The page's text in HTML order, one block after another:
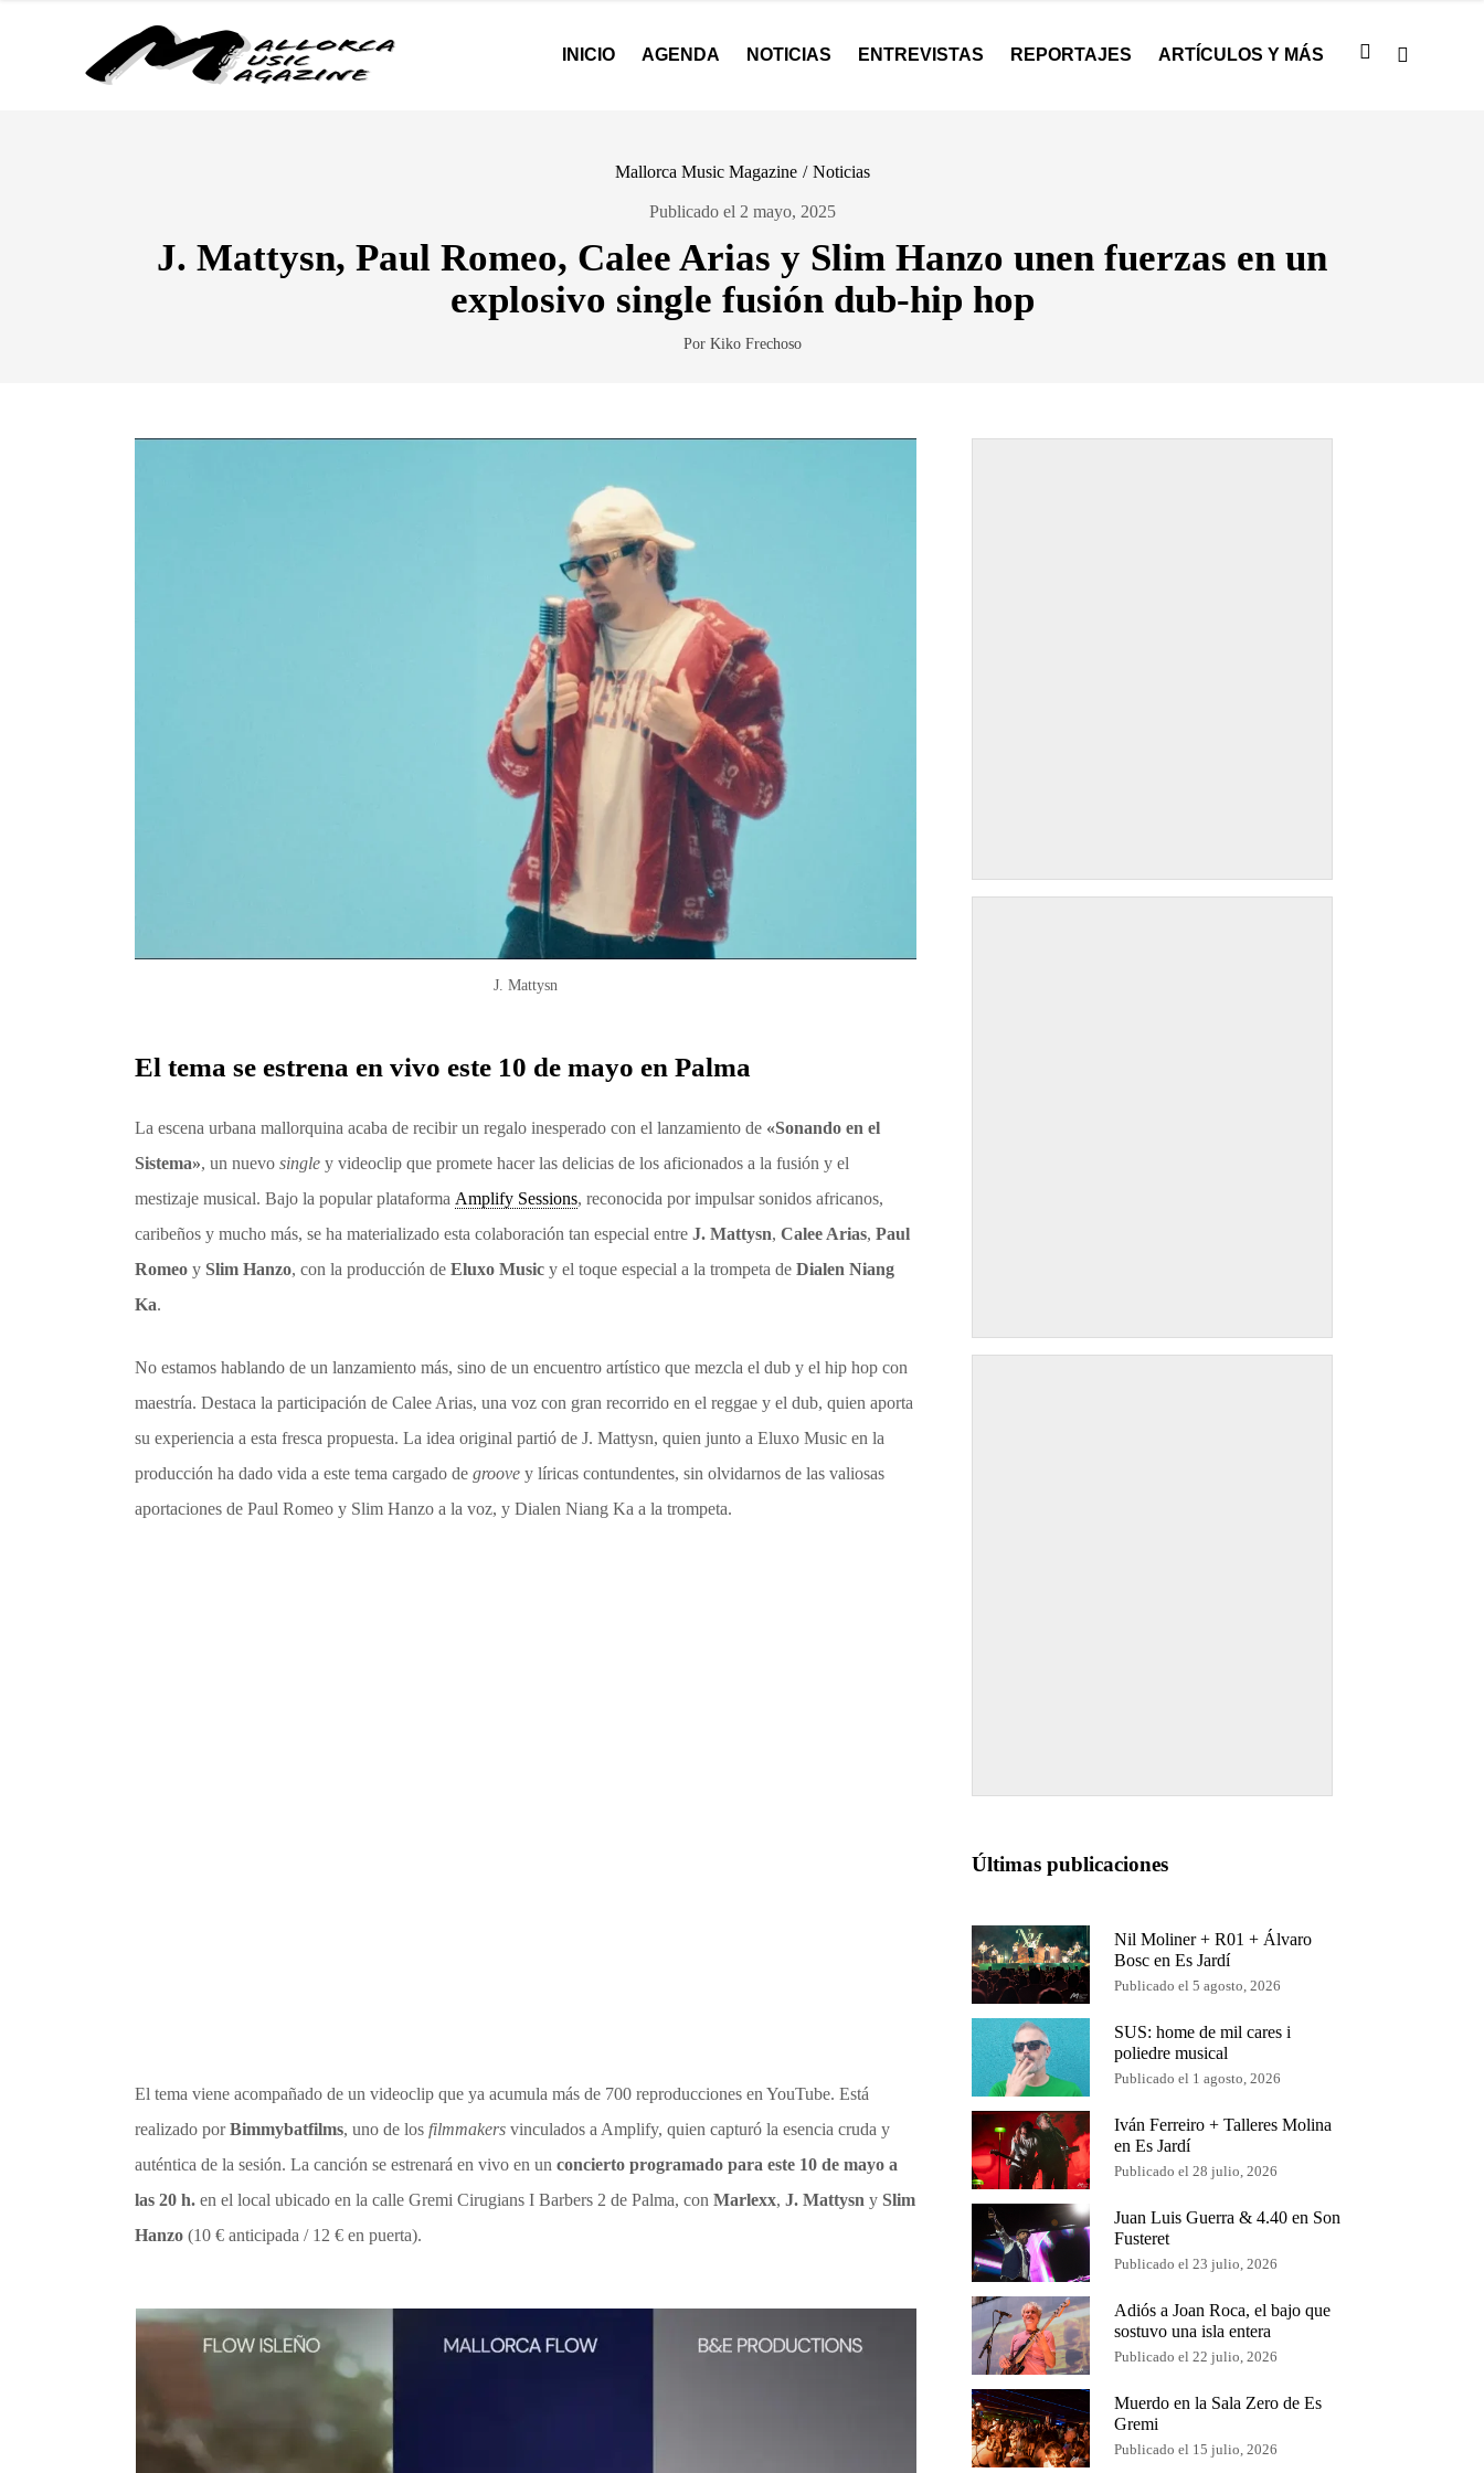
INICIO AGENDA NOTICIAS ENTREVISTAS REPORTAJES ARTÍCULOS Y MÁS
Mallorca Music Magazine / Noticias
Publicado el 2 mayo, 2025
J. Mattysn, Paul Romeo, Calee Arias y Slim Hanzo unen fuerzas en un
explosivo single fusión dub-hip hop
Por Kiko Frechoso
J. Mattysn
El tema se estrena en vivo este 10 de mayo en Palma
La escena urbana mallorquina acaba de recibir un regalo inesperado con el lanzamiento de «Sonando en el
Sistema», un nuevo single y videoclip que promete hacer las delicias de los aficionados a la fusión y el
mestizaje musical. Bajo la popular plataforma Amplify Sessions, reconocida por impulsar sonidos africanos,
caribeños y mucho más, se ha materializado esta colaboración tan especial entre J. Mattysn, Calee Arias, Paul
Romeo y Slim Hanzo, con la producción de Eluxo Music y el toque especial a la trompeta de Dialen Niang
Ka.
No estamos hablando de un lanzamiento más, sino de un encuentro artístico que mezcla el dub y el hip hop con
maestría. Destaca la participación de Calee Arias, una voz con gran recorrido en el reggae y el dub, quien aporta
su experiencia a esta fresca propuesta. La idea original partió de J. Mattysn, quien junto a Eluxo Music en la
producción ha dado vida a este tema cargado de groove y líricas contundentes, sin olvidarnos de las valiosas
aportaciones de Paul Romeo y Slim Hanzo a la voz, y Dialen Niang Ka a la trompeta.
El tema viene acompañado de un videoclip que ya acumula más de 700 reproducciones en YouTube. Está
realizado porBimmybatfilms, uno de los filmmakers vinculados a Amplify, quien capturó la esencia cruda y
auténtica de la sesión. La canción se estrenará en vivo en un concierto programado para este 10 de mayo a
las 20 h. en el local ubicado en la calle Gremi Cirugians I Barbers 2 de Palma, con Marlexx, J. Mattysn y Slim
Hanzo (10 € anticipada / 12 € en puerta).
Últimas publicaciones
Nil Moliner + R01 + Álvaro
Bosc en Es Jardí
Publicado el 5 agosto, 2026
SUS: home de mil cares i
poliedre musical
Publicado el 1 agosto, 2026
Iván Ferreiro + Talleres Molina
en Es Jardí
Publicado el 28 julio, 2026
Juan Luis Guerra & 4.40 en Son
Fusteret
Publicado el 23 julio, 2026
Adiós a Joan Roca, el bajo que
sostuvo una isla entera
Publicado el 22 julio, 2026
Muerdo en la Sala Zero de Es
Gremi
Publicado el 15 julio, 2026